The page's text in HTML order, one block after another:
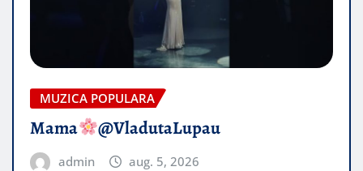
MUZICA POPULARA
Mama @VladutaLupau
admin aug. 5, 2026